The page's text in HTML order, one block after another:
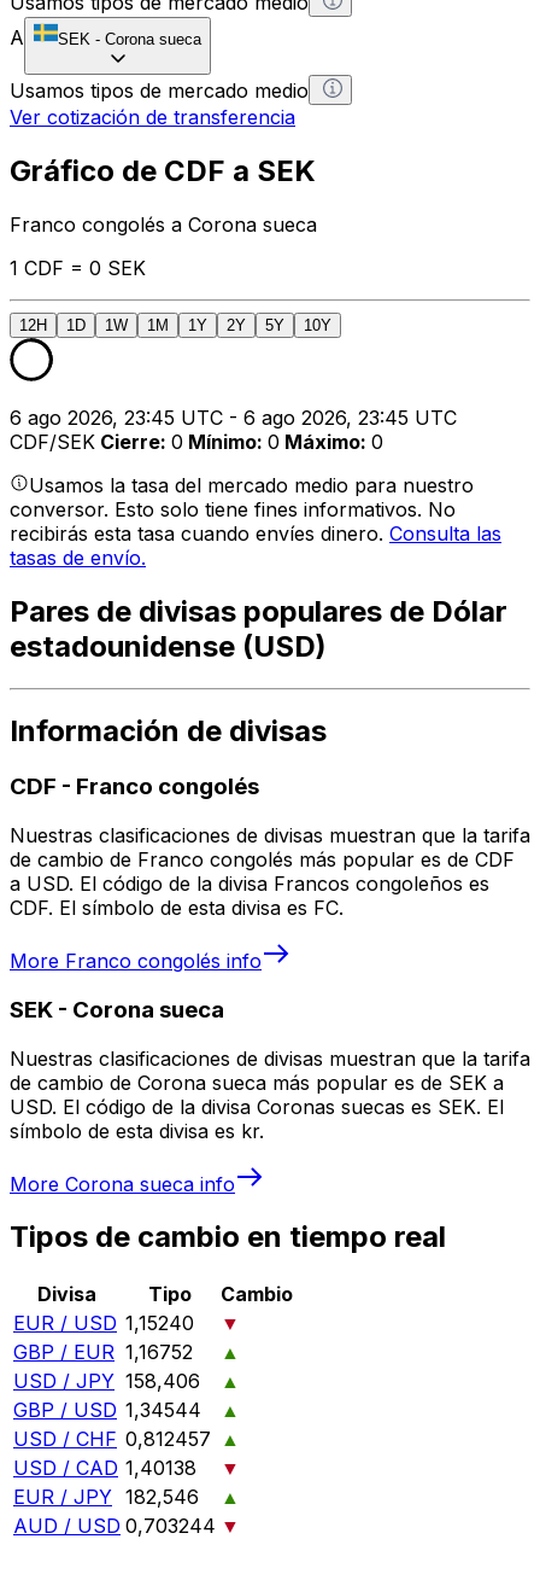
A
SEK - Corona sueca
Usamos tipos de mercado medio
Ver cotización de transferencia
Gráfico de CDF a SEK
Franco congolés a Corona sueca
1 CDF = 0 SEK
12H 1D 1W 1M 1Y 2Y 5Y 10Y
6 ago 2026, 23:45 UTC - 6 ago 2026, 23:45 UTC
CDF/SEK Cierre: 0 Mínimo: 0 Máximo: 0
Usamos la tasa del mercado medio para nuestro
conversor. Esto solo tiene fines informativos. No
recibirás esta tasa cuando envíes dinero. Consulta las
tasas de envío.
Pares de divisas populares de Dólar
estadounidense (USD)
Información de divisas
CDF - Franco congolés
Nuestras clasificaciones de divisas muestran que la tarifa
de cambio de Franco congolés más popular es de CDF
a USD. El código de la divisa Francos congoleños es
CDF. El símbolo de esta divisa es FC.
More Franco congolés info
SEK - Corona sueca
Nuestras clasificaciones de divisas muestran que la tarifa
de cambio de Corona sueca más popular es de SEK a
USD. El código de la divisa Coronas suecas es SEK. El
símbolo de esta divisa es kr.
More Corona sueca info
Tipos de cambio en tiempo real
Divisa Tipo
Cambio
EUR / USD 1,15240
▼
GBP / EUR 1,16752
▲
USD / JPY 158,406
▲
GBP / USD 1,34544
▲
USD / CHF 0,812457 ▲
USD / CAD 1,40138
▼
EUR / JPY 182,546
▲
AUD / USD 0,703244 ▼